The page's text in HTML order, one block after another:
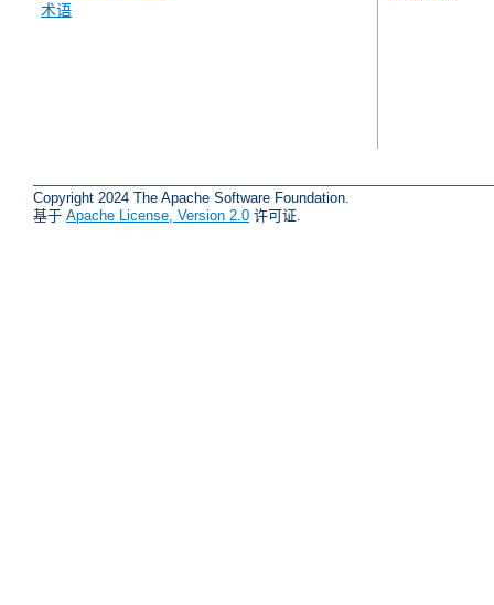
术语
Copyright 2024 The Apache Software Foundation.
基于 Apache License, Version 2.0 许可证.